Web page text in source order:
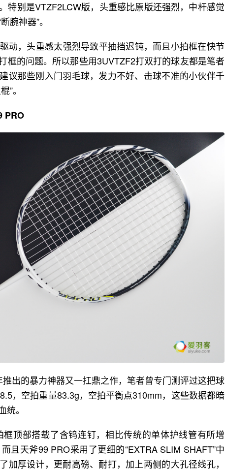
特别是VTZF2LCW版，头重感比原版还强烈，中杆感觉
腕神器”。
动，头重感太强烈导致平抽挡迟钝，而且小拍框在快节
框的问题。所以那些用3UVTZF2打双打的球友都是笔者
议那些刚入门羽毛球，发力不好、击球不准的小伙伴千
”。
PRO
出的暴力神器又一扛鼎之作，笔者曾专门测评过这把球
，空拍重量83.3g，空拍平衡点310mm，这些数据都暗
。
顶部搭载了含钨连钉，相比传统的单体护线管有所增
且天斧99 PRO采用了更细的“EXTRA SLIM SHAFT”中
加厚设计，更耐高磅、耐打，加上两侧的大孔径线孔，